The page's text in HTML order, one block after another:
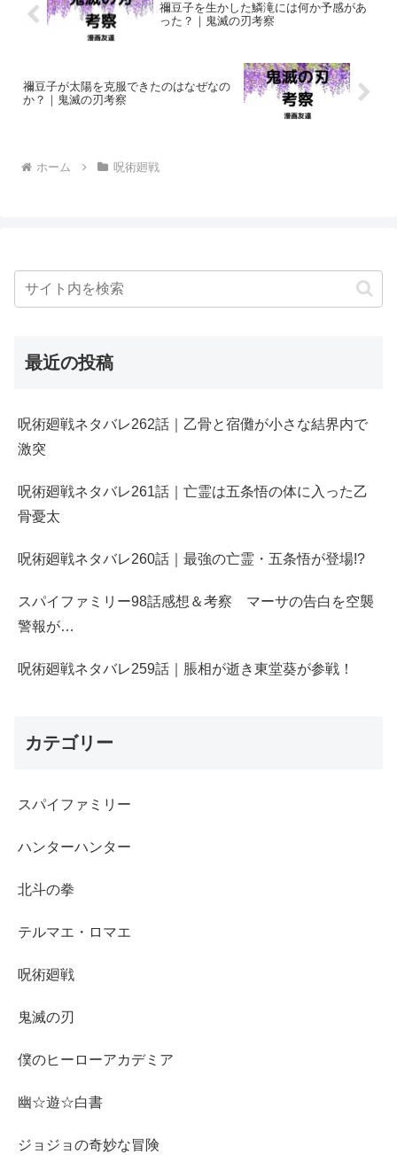
禰豆子を生かした鱗滝には何か予感があ
った？｜鬼滅の刃考察
禰豆子が太陽を克服できたのはなぜなの
か？｜鬼滅の刃考察
ホーム 呪術廻戦
最近の投稿
呪術廻戦ネタバレ262話｜乙骨と宿儺が小さな結界内で
激突
呪術廻戦ネタバレ261話｜亡霊は五条悟の体に入った乙
骨憂太
呪術廻戦ネタバレ260話｜最強の亡霊・五条悟が登場!?
スパイファミリー98話感想＆考察 マーサの告白を空襲
警報が…
呪術廻戦ネタバレ259話｜脹相が逝き東堂葵が参戦！
カテゴリー
スパイファミリー
ハンターハンター
北斗の拳
テルマエ・ロマエ
呪術廻戦
鬼滅の刃
僕のヒーローアカデミア
幽☆遊☆白書
ジョジョの奇妙な冒険